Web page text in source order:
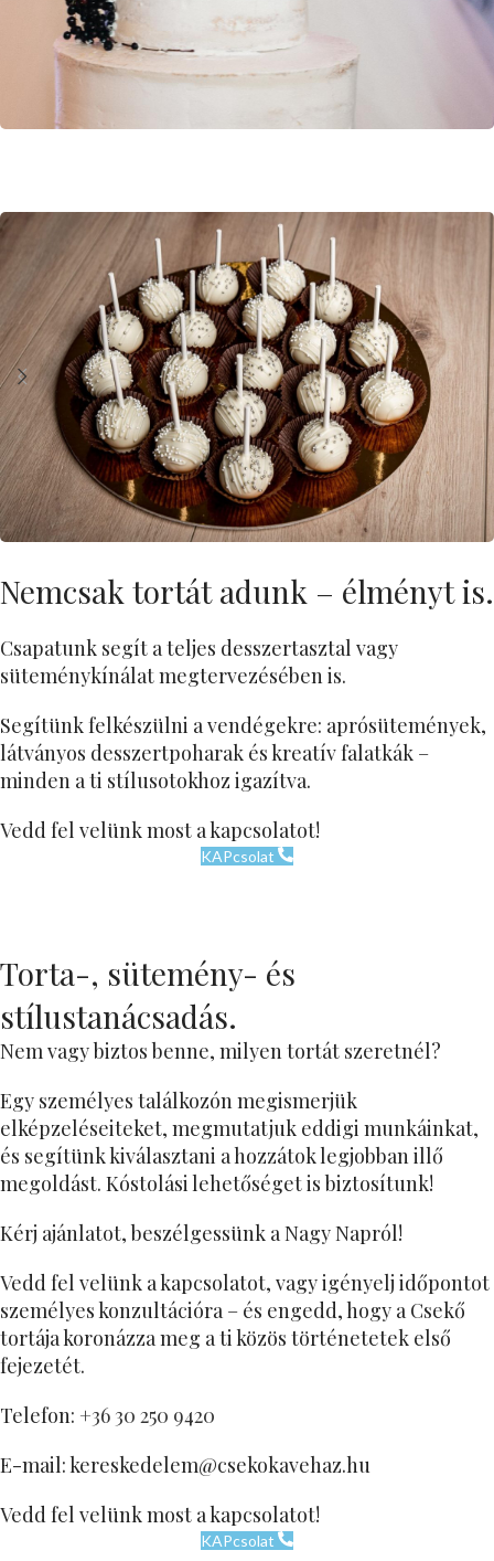
Nemcsak tortát adunk – élményt is.
Csapatunk segít a teljes desszertasztal vagy
süteménykínálat megtervezésében is.
Segítünk felkészülni a vendégekre: aprósütemények,
látványos desszertpoharak és kreatív falatkák –
minden a ti stílusotokhoz igazítva.
Vedd fel velünk most a kapcsolatot!
KAPcsolat
Torta-, sütemény- és
stílustanácsadás.
Nem vagy biztos benne, milyen tortát szeretnél?
Egy személyes találkozón megismerjük
elképzeléseiteket, megmutatjuk eddigi munkáinkat,
és segítünk kiválasztani a hozzátok legjobban illő
megoldást. Kóstolási lehetőséget is biztosítunk!
Kérj ajánlatot, beszélgessünk a Nagy Napról!
Vedd fel velünk a kapcsolatot, vagy igényelj időpontot
személyes konzultációra – és engedd, hogy a Csekő
tortája koronázza meg a ti közös történetetek első
fejezetét.
Telefon: +36 30 250 9420
E-mail: kereskedelem@csekokavehaz.hu
Vedd fel velünk most a kapcsolatot!
KAPcsolat